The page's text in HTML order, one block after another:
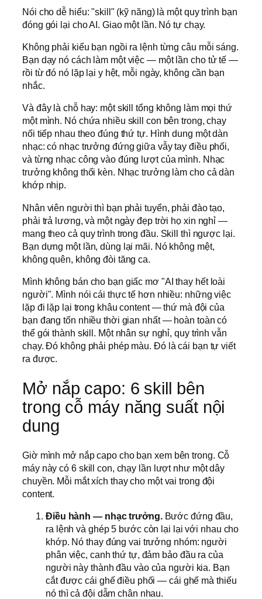
Nói cho dễ hiểu: "skill" (kỹ năng) là một quy trình bạn
đóng gói lại cho AI. Giao một lần. Nó tự chạy.
Không phải kiểu bạn ngồi ra lệnh từng câu mỗi sáng.
Bạn dạy nó cách làm một việc — một lần cho tử tế —
rồi từ đó nó lặp lại y hệt, mỗi ngày, không cần bạn
nhắc.
Và đây là chỗ hay: một skill tổng không làm mọi thứ
một mình. Nó chứa nhiều skill con bên trong, chạy
nối tiếp nhau theo đúng thứ tự. Hình dung một dàn
nhạc: có nhạc trưởng đứng giữa vẫy tay điều phối,
và từng nhạc công vào đúng lượt của mình. Nhạc
trưởng không thổi kèn. Nhạc trưởng làm cho cả dàn
khớp nhịp.
Nhân viên người thì bạn phải tuyển, phải đào tạo,
phải trả lương, và một ngày đẹp trời họ xin nghỉ —
mang theo cả quy trình trong đầu. Skill thì ngược lại.
Bạn dựng một lần, dùng lại mãi. Nó không mệt,
không quên, không đòi tăng ca.
Mình không bán cho bạn giấc mơ "AI thay hết loài
người". Mình nói cái thực tế hơn nhiều: những việc
lặp đi lặp lại trong khâu content — thứ mà đội của
bạn đang tốn nhiều thời gian nhất — hoàn toàn có
thể gói thành skill. Một nhân sự nghỉ, quy trình vẫn
chạy. Đó không phải phép màu. Đó là cái bạn tự viết
ra được.
Mở nắp capo: 6 skill bên
trong cỗ máy năng suất nội
dung
Giờ mình mở nắp capo cho bạn xem bên trong. Cỗ
máy này có 6 skill con, chạy lần lượt như một dây
chuyền. Mỗi mắt xích thay cho một vai trong đội
content.
Điều hành — nhạc trưởng.Bước đứng đầu,
ra lệnh và ghép 5 bước còn lại lại với nhau cho
khớp. Nó thay đúng vai trưởng nhóm: người
phân việc, canh thứ tự, đảm bảo đầu ra của
người này thành đầu vào của người kia. Bạn
cắt được cái ghế điều phối — cái ghế mà thiếu
nó thì cả đội dẫm chân nhau.